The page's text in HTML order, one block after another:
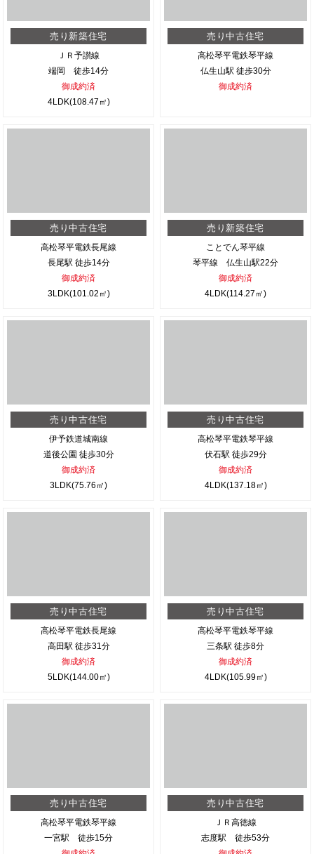
売り新築住宅
ＪＲ予讃線
端岡 徒歩14分
御成約済
4LDK(108.47㎡)
売り中古住宅
高松琴平電鉄琴平線
仏生山駅 徒歩30分
御成約済
売り中古住宅
高松琴平電鉄長尾線
長尾駅 徒歩14分
御成約済
3LDK(101.02㎡)
売り新築住宅
ことでん琴平線
琴平線 仏生山駅22分
御成約済
4LDK(114.27㎡)
売り中古住宅
伊予鉄道城南線
道後公園 徒歩30分
御成約済
3LDK(75.76㎡)
売り中古住宅
高松琴平電鉄琴平線
伏石駅 徒歩29分
御成約済
4LDK(137.18㎡)
売り中古住宅
高松琴平電鉄長尾線
高田駅 徒歩31分
御成約済
5LDK(144.00㎡)
売り中古住宅
高松琴平電鉄琴平線
三条駅 徒歩8分
御成約済
4LDK(105.99㎡)
売り中古住宅
高松琴平電鉄琴平線
一宮駅 徒歩15分
売り中古住宅
ＪＲ高徳線
志度駅 徒歩53分